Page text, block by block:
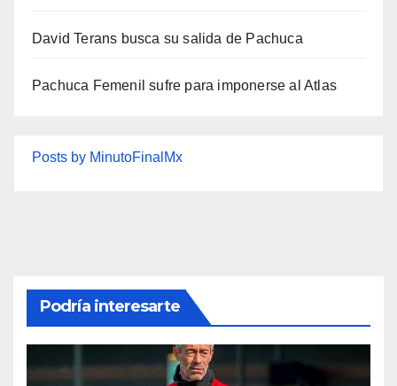
David Terans busca su salida de Pachuca
Pachuca Femenil sufre para imponerse al Atlas
Posts by MinutoFinalMx
Podría interesarte